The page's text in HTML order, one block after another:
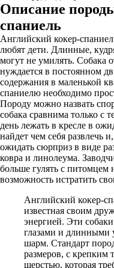
Описание
спаниель
Английский кокер-
любят дети. Длинные,
могут не умилять. Собака
нуждается в постоянном
содержания в маленькой
спаниелю необходимо
Породу можно назвать
собака сравнима только с
день лежать в кресле в
найдет чем себя развлечь
ожидать сюрприз в виде
ковра и линолеума.
больше гулять с питомцем
возможность истратить
Английский кокер-
известная своим
энергией. Эти
глазами и длинными
шарм. Стандарт
размеров, с крепким
шерстью, которая